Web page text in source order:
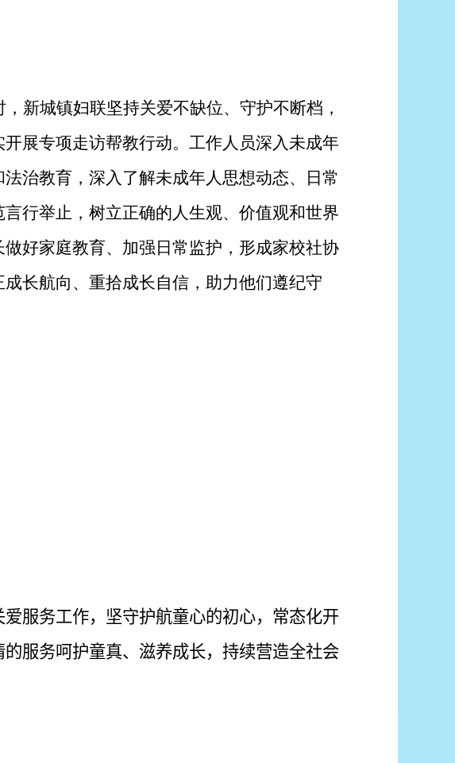
新城镇妇联坚持关爱不缺位、守护不断档，
展专项走访帮教行动。工作人员深入未成年
治教育，深入了解未成年人思想动态、日常
行举止，树立正确的人生观、价值观和世界
好家庭教育、加强日常监护，形成家校社协
长航向、重拾成长自信，助力他们遵纪守
服务工作，坚守护航童心的初心，常态化开
服务呵护童真、滋养成长，持续营造全社会